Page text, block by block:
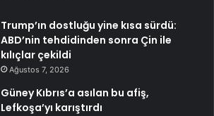
Trump’ın dostluğu yine kısa sürdü:
ABD’nin tehdidinden sonra Çin ile
kılıçlar çekildi
Ağustos 7, 2026
Güney Kıbrıs’a asılan bu afiş,
Lefkoşa’yı karıştırdı